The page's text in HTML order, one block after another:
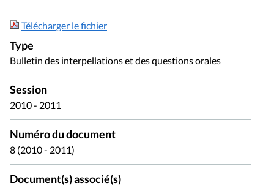
Télécharger le fichier
Type
Bulletin des interpellations et des questions orales
Session
2010 - 2011
Numéro du document
8 (2010 - 2011)
Document(s) associé(s)